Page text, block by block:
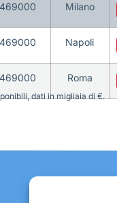
469000 Milano
469000 Napoli
469000 Roma
dati in migliaia di €.